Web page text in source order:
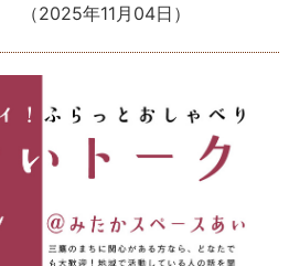
（2025年11月04日 ）